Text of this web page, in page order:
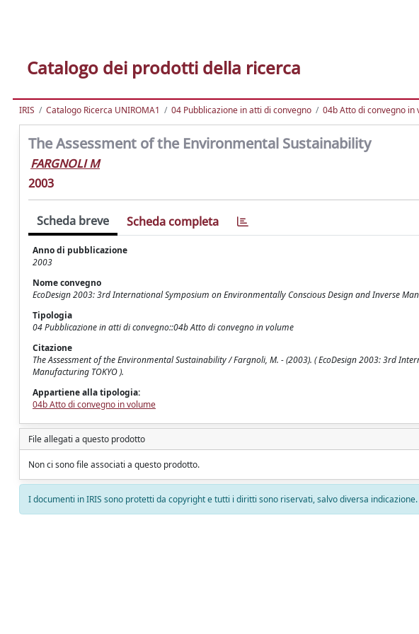
Catalogo dei prodotti della ricerca
IRIS Catalogo Ricerca UNIROMA1 04 Pubblicazione in atti di convegno 04b Atto di convegno in
The Assessment of the Environmental Sustainability
FARGNOLI M
2003
Scheda breve Scheda completa
Anno di pubblicazione
2003
Nome convegno
EcoDesign 2003: 3rd International Symposium on Environmentally Conscious Design and Inverse
Tipologia
04 Pubblicazione in atti di convegno::04b Atto di convegno in volume
Citazione
The Assessment of the Environmental Sustainability / Fargnoli, M. - (2003). ( EcoDesign 2003: 3rd
Manufacturing TOKYO ).
Appartiene alla tipologia:
04b Atto di convegno in volume
File allegati a questo prodotto
Non ci sono file associati a questo prodotto.
I documenti in IRIS sono protetti da copyright e tutti i diritti sono riservati, salvo diversa indicazione.